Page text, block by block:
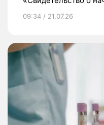
09:34 / 21.07.26